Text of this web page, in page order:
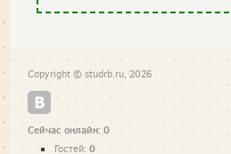
Copyright © studrb.ru, 2026
Сейчас онлайн: 0
Гостей: 0